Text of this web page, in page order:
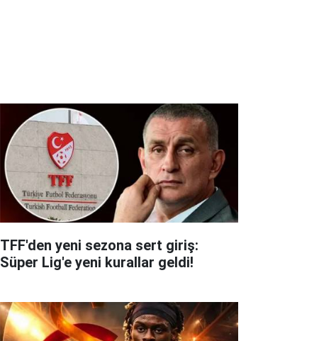
TFF'den yeni sezona sert giriş:
Süper Lig'e yeni kurallar geldi!